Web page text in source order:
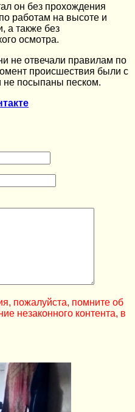
он без прохождения
работам на высоте и
а также без
осмотра.
не отвечали правилам по
происшествия были с
не посыпаны песком.
пожалуйста, помните об
незаконного контента, в